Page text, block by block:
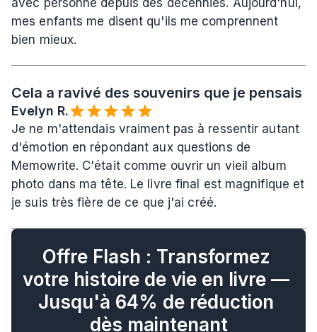
avec personne depuis des décennies. Aujourd'hui,
mes enfants me disent qu'ils me comprennent
bien mieux.
Cela a ravivé des souvenirs que je pensais
Evelyn R.️
Je ne m'attendais vraiment pas à ressentir autant
d'émotion en répondant aux questions de
Memowrite. C'était comme ouvrir un vieil album
photo dans ma tête. Le livre final est magnifique et
je suis très fière de ce que j'ai créé.
Offre Flash : Transformez
votre histoire de vie en livre —
Jusqu'à 64% de réduction
dès maintenant